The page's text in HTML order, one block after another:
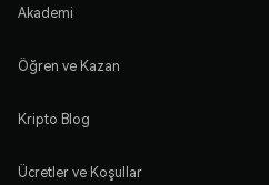
Akademi
Öğren ve Kazan
Kripto Blog
Ücretler ve Koşullar